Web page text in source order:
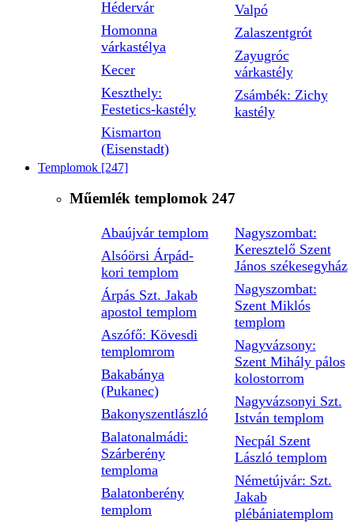
Hédervár
Homonna
várkastélya
Kecer
Keszthely:
Festetics-kastély
Kismarton
(Eisenstadt)
Valpó
Zalaszentgrót
Zayugróc
várkastély
Zsámbék: Zichy
kastély
Templomok [247]
Műemlék templomok 247
Abaújvár templom
Alsóörsi Árpád-
kori templom
Árpás Szt. Jakab
apostol templom
Aszófő: Kövesdi
templomrom
Bakabánya
(Pukanec)
Bakonyszentlászló
Balatonalmádi:
Szárberény
temploma
Balatonberény
templom
Nagyszombat:
Keresztelő Szent
János székesegyház
Nagyszombat:
Szent Miklós
templom
Nagyvázsony:
Szent Mihály pálos
kolostorrom
Nagyvázsonyi Szt.
István templom
Necpál Szent
László templom
Németújvár: Szt.
Jakab
plébániatemplom